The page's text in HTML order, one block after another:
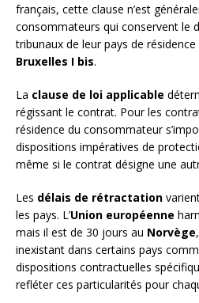
français, cette clause n’est
consommateurs qui conservent le
tribunaux de leur pays de résidence
Bruxelles I bis.
La clause de loi applicable
régissant le contrat. Pour les
résidence du consommateur
dispositions impératives de
même si le contrat désigne une
Les délais de rétractation
les pays. L’Union européenne
mais il est de 30 jours au Norvège
inexistant dans certains pays
dispositions contractuelles
refléter ces particularités pour